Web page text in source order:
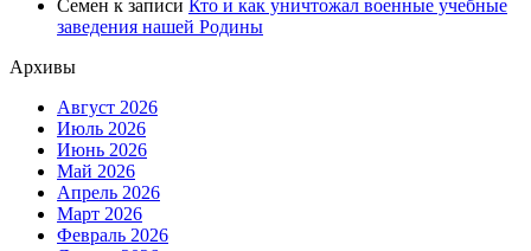
Семен к записи Кто и как уничтожал военные учебные
заведения нашей Родины
Архивы
Август 2026
Июль 2026
Июнь 2026
Май 2026
Апрель 2026
Март 2026
Февраль 2026